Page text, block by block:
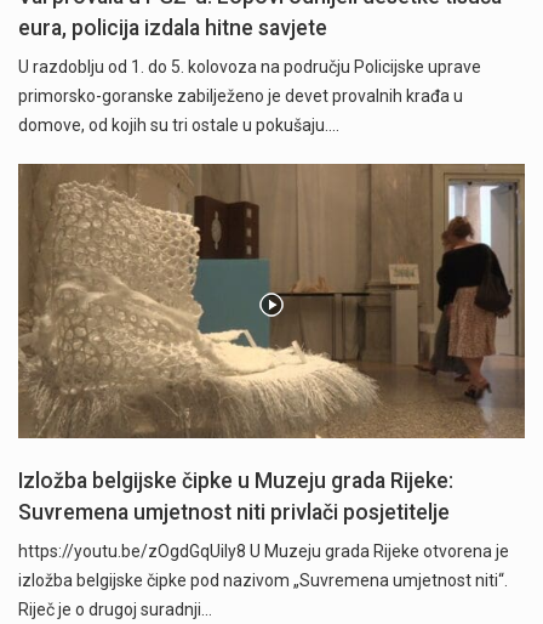
eura, policija izdala hitne savjete
U razdoblju od 1. do 5. kolovoza na području Policijske uprave
primorsko-goranske zabilježeno je devet provalnih krađa u
domove, od kojih su tri ostale u pokušaju.…
Izložba belgijske čipke u Muzeju grada Rijeke:
Suvremena umjetnost niti privlači posjetitelje
https://youtu.be/zOgdGqUily8 U Muzeju grada Rijeke otvorena je
izložba belgijske čipke pod nazivom „Suvremena umjetnost niti“.
Riječ je o drugoj suradnji…